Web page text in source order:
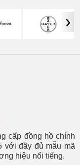
›
cấp đồng hồ chính
với đầy đủ mẫu mã
hiệu nổi tiếng.